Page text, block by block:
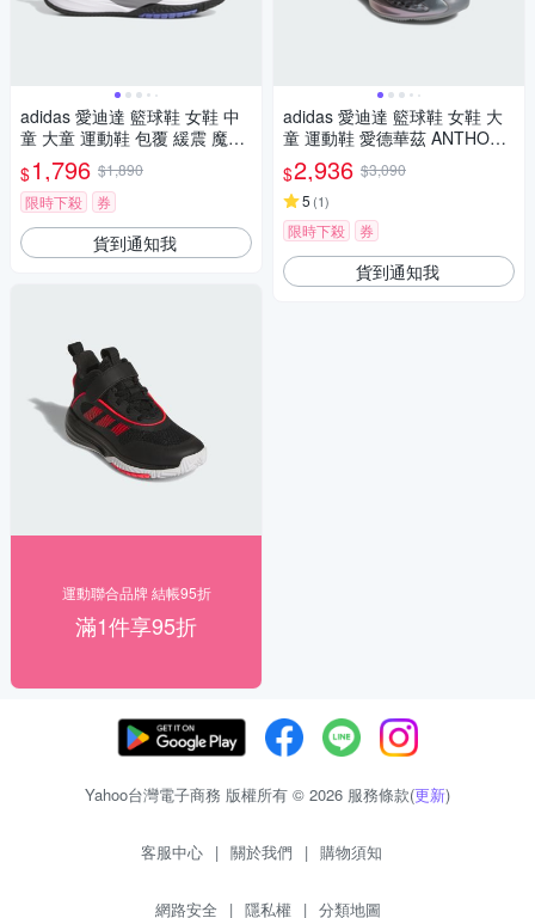
adidas 愛迪達 籃球鞋 女鞋 中
童 大童 運動鞋 包覆 緩震 魔鬼
氈 OWNTHEGAME 3.0 K 黑 JI
0393 (C5106)
$1,796 $1,890
限時下殺
券
貨到通知我
運動聯合品牌 結帳95折
滿1件享95折
adidas 愛迪達 籃球鞋 女鞋 大
童 運動鞋 愛德華茲 ANTHONY
EDWARDS 1 J LOW 銀黑 JQ8
885
$2,936 $3,090
5 (1)
限時下殺 券
貨到通知我
Yahoo台灣電子商務 版權所有 © 2026 服務條款(更新)
客服中心 | 關於我們 | 購物須知
網路安全 | 隱私權 | 分類地圖